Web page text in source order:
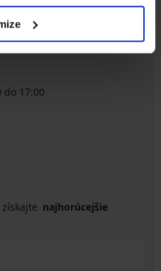
Chytrý sprievodca
veľkosťami
do 17:00
najhorúcejšie